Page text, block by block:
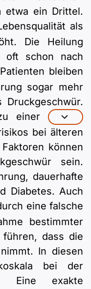
etwa ein Drittel.
als
Die Heilung
oft schon nach
bleiben
sogar mehr
einer
bei älteren
können
sein.
dauerhafte
Diabetes. Auch
eine falsche
bestimmter
führen, dass die
In diesen
bei der
Eine exakte